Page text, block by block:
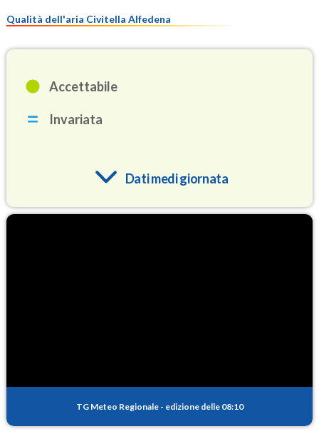
Qualità dell'aria Civitella Alfedena
Accettabile
Invariata
Dati medi giornata
PM25
TG Meteo Regionale - edizione delle 08:10